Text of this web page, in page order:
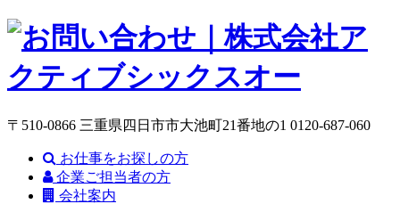
〒510-0866 三重県四日市市大池町21番地の1 0120-687-060
お仕事をお探しの方
企業ご担当者の方
会社案内